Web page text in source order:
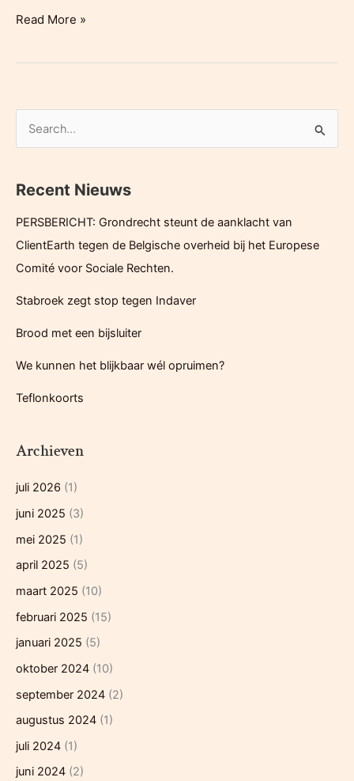
Frankrijk
‘Een
meest
ambitieuze
Read More »
k
a
r
Recent Nieuws
PERSBERICHT: Grondrecht steunt de aanklacht van
ClientEarth tegen de Belgische overheid bij het Europese
Comité voor Sociale Rechten.
Stabroek zegt stop tegen Indaver
Brood met een bijsluiter
We kunnen het blijkbaar wél opruimen?
Teflonkoorts
Archieven
juli 2026 (1)
juni 2025 (3)
mei 2025 (1)
april 2025 (5)
maart 2025 (10)
februari 2025 (15)
januari 2025 (5)
oktober 2024 (10)
september 2024 (2)
augustus 2024 (1)
juli 2024 (1)
juni 2024 (2)